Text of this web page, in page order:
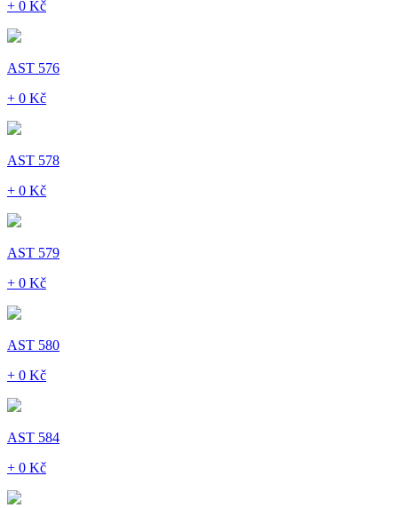
+ 0 Kč
AST 576
+ 0 Kč
AST 578
+ 0 Kč
AST 579
+ 0 Kč
AST 580
+ 0 Kč
AST 584
+ 0 Kč